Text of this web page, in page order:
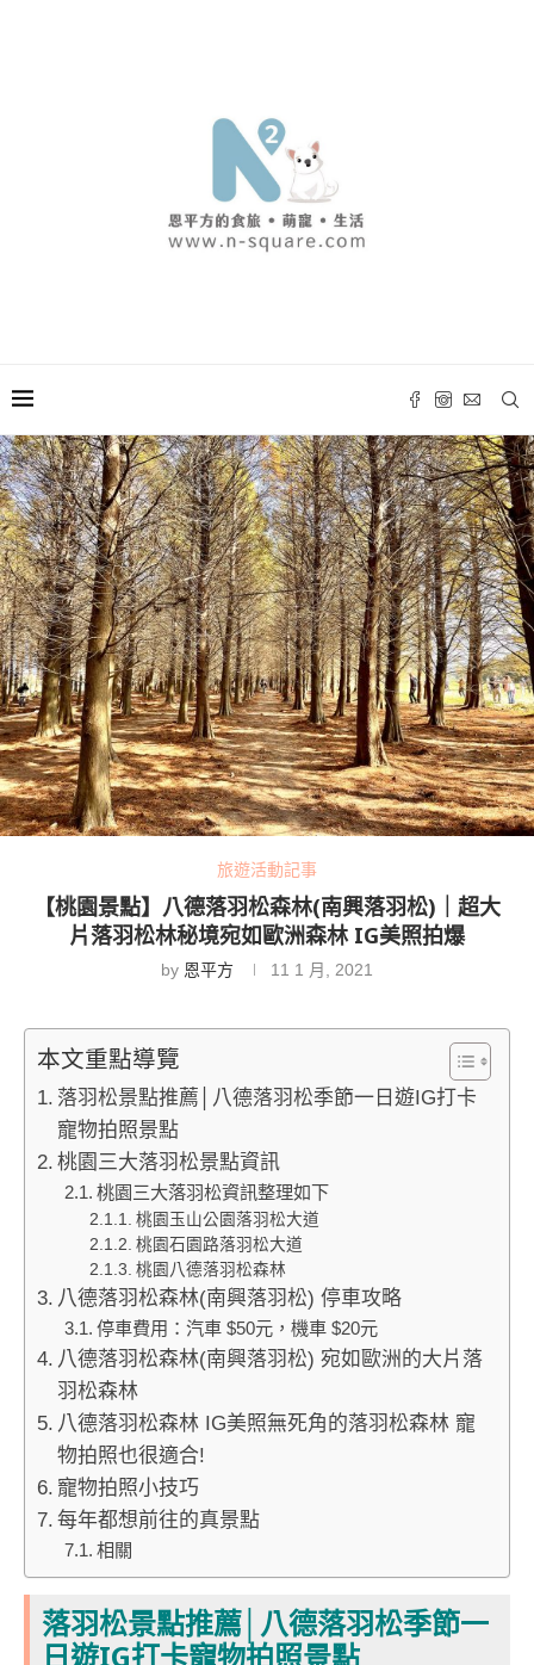
旅遊活動記事
【桃園景點】八德落羽松森林(南興落羽松)｜超大
片落羽松林秘境宛如歐洲森林 IG美照拍爆
by 恩平方 11 1 月, 2021
本文重點導覽
落羽松景點推薦│八德落羽松季節一日遊IG打卡
寵物拍照景點
桃園三大落羽松景點資訊
桃園三大落羽松資訊整理如下
桃園玉山公園落羽松大道
桃園石園路落羽松大道
桃園八德落羽松森林
八德落羽松森林(南興落羽松) 停車攻略
停車費用：汽車 $50元，機車 $20元
八德落羽松森林(南興落羽松) 宛如歐洲的大片落
羽松森林
八德落羽松森林 IG美照無死角的落羽松森林 寵
物拍照也很適合!
寵物拍照小技巧
每年都想前往的真景點
相關
落羽松景點推薦│八德落羽松季節一
日遊IG打卡寵物拍照景點